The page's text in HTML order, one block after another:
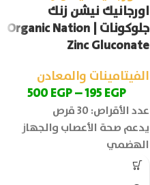
اورجانيك نيشن زنك
جلوكونات | Organic Nation
Zinc Gluconate
الفيتامينات والمعادن
195EGP
–
500EGP
عدد الأقراص: 30 قرص
يدعم صحة الأعصاب والجهاز
الهضمي